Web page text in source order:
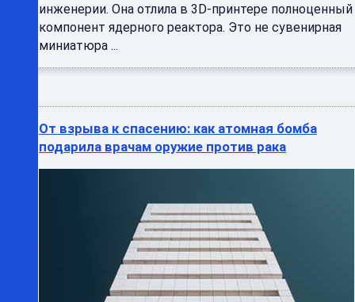
инженерии. Она отлила в 3D-принтере полноценный
компонент ядерного реактора. Это не сувенирная
миниатюра ...
От взрыва к спасению: как атомная бомба
подарила врачам оружие против рака